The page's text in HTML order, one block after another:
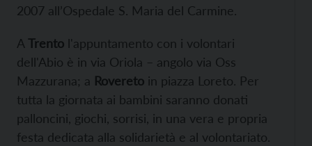
2007 all’Ospedale S. Maria del Carmine.
A Trento l'appuntamento con i volontari
dell'Abio è in via Oriola – angolo via Oss
Mazzurana; a Rovereto in piazza Loreto. Per
tutta la giornata ai bambini saranno donati
palloncini, giochi, sorrisi, in una vera e propria
festa dedicata alla solidarietà e al volontariato.